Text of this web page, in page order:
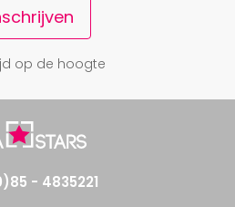
op de hoogte
- 4835221